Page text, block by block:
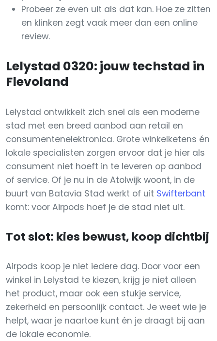
Probeer ze even uit als dat kan. Hoe ze zitten
en klinken zegt vaak meer dan een online
review.
Lelystad 0320: jouw techstad in
Flevoland
Lelystad ontwikkelt zich snel als een moderne
stad met een breed aanbod aan retail en
consumentenelektronica. Grote winkelketens én
lokale specialisten zorgen ervoor dat je hier als
consument niet hoeft in te leveren op aanbod
of service. Of je nu in de Atolwijk woont, in de
buurt van Batavia Stad werkt of uit Swifterbant
komt: voor Airpods hoef je de stad niet uit.
Tot slot: kies bewust, koop dichtbij
Airpods koop je niet iedere dag. Door voor een
winkel in Lelystad te kiezen, krijg je niet alleen
het product, maar ook een stukje service,
zekerheid en persoonlijk contact. Je weet wie je
helpt, waar je naartoe kunt én je draagt bij aan
de lokale economie.